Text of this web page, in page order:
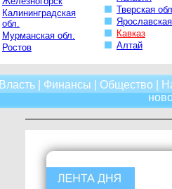
Калининградская
обл.
Мурманская обл.
Ростов
Тверская
Кавказ
Алтай
Власть| Финансы Общество